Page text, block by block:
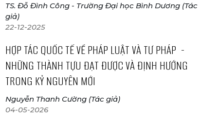
TS. Đỗ Đình Công - Trường Đại học Bình Dương (Tác
giả)
22-12-2025
HỢP TÁC QUỐC TẾ VỀ PHÁP LUẬT VÀ TƯ PHÁP -
NHỮNG THÀNH TỰU ĐẠT ĐƯỢC VÀ ĐỊNH HƯỚNG
TRONG KỶ NGUYÊN MỚI
Nguyễn Thanh Cường (Tác giả)
04-05-2026